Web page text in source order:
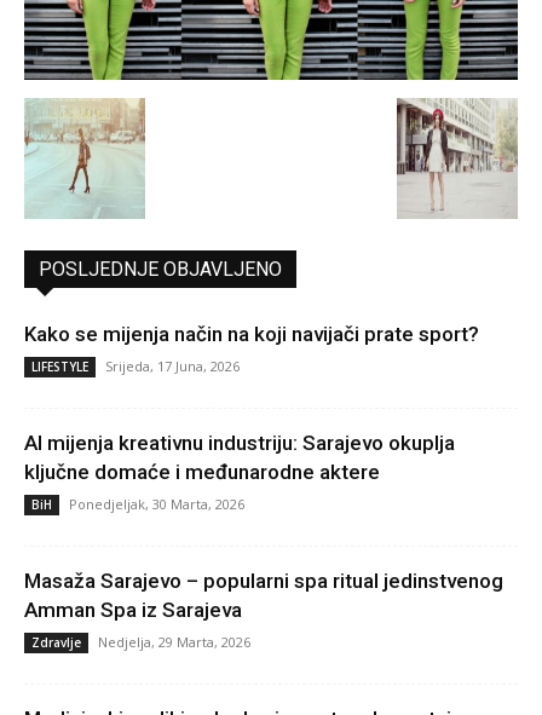
POSLJEDNJE OBJAVLJENO
Kako se mijenja način na koji navijači prate sport?
LIFESTYLE Srijeda, 17 Juna, 2026
AI mijenja kreativnu industriju: Sarajevo okuplja
ključne domaće i međunarodne aktere
BiH Ponedjeljak, 30 Marta, 2026
Masaža Sarajevo – popularni spa ritual jedinstvenog
Amman Spa iz Sarajeva
Zdravlje Nedjelja, 29 Marta, 2026